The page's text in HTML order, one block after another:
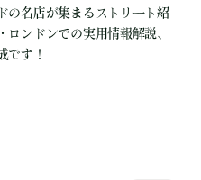
の名店が集まるストリート紹
ンドンでの実用情報解説、
です！